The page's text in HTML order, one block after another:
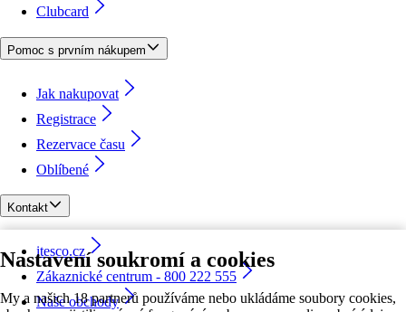
Nastavení soukromí a cookies
My a našich 18 partnerů používáme nebo ukládáme soubory cookies,
Clubcard
Pomoc s prvním nákupem
Jak nakupovat
Registrace
Rezervace času
Oblíbené
Kontakt
itesco.cz
Zákaznické centrum - 800 222 555
Naše obchody